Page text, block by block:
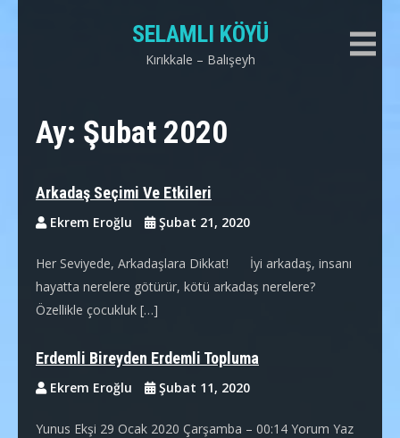
SELAMLI KÖYÜ
Kırıkkale – Balışeyh
Ay: Şubat 2020
Arkadaş Seçimi Ve Etkileri
Ekrem Eroğlu Şubat 21, 2020
Her Seviyede, Arkadaşlara Dikkat! İyi arkadaş, insanı
hayatta nerelere götürür, kötü arkadaş nerelere?
Özellikle çocukluk […]
Erdemli Bireyden Erdemli Topluma
Ekrem Eroğlu Şubat 11, 2020
Yunus Ekşi 29 Ocak 2020 Çarşamba – 00:14 Yorum Yaz